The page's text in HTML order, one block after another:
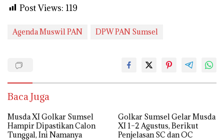
Post Views: 119
Agenda Muswil PAN DPW PAN Sumsel
Baca Juga
Musda XI Golkar Sumsel
Hampir Dipastikan Calon
Tunggal, Ini Namanya
Golkar Sumsel Gelar Musda
XI 1–2 Agustus, Berikut
Penjelasan SC dan OC